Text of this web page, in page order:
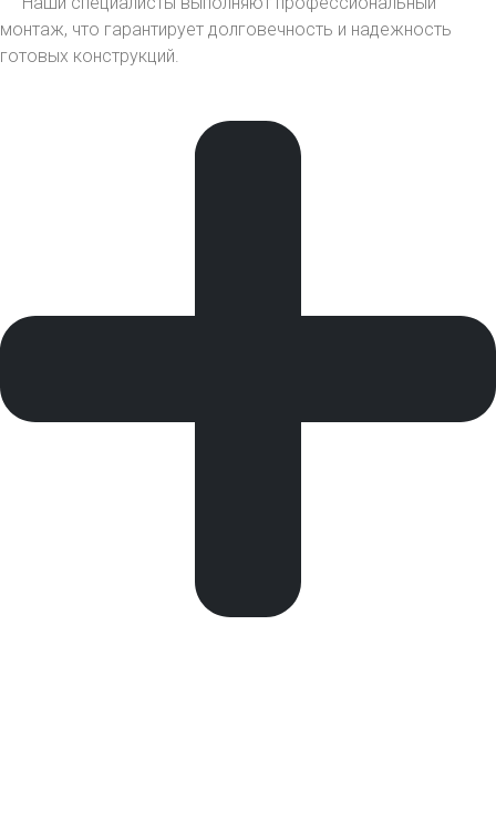
монтаж, что гарантирует долговечность и надежность
готовых конструкций.